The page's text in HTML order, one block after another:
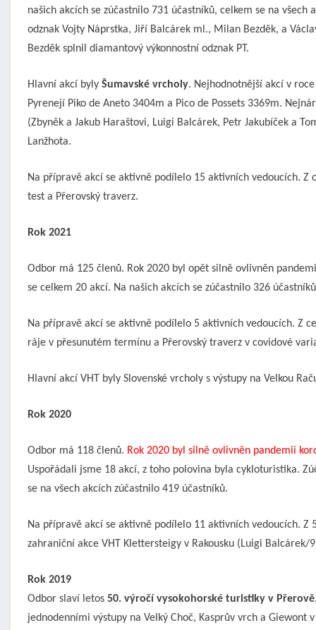
našich akcích se zúčastnilo 731 účastníků, celkem se na
odznak Vojty Náprstka, Jiří Balcárek ml., Milan Bezděk, a
Bezděk splnil diamantový výkonnostní odznak PT.
Hlavní akcí byly Šumavské vrcholy. Nejhodnotnější akcí v
Pyrenejí Piko de Aneto 3404m a Pico de Possets 3369m.
(Zbyněk a Jakub Haraštovi, Luigi Balcárek, Petr Jakubíček a
Lanžhota.
Na přípravě akcí se aktivně podílelo 15 aktivních vedoucích.
test a Přerovský traverz.
Rok 2021
Odbor má 125 členů. Rok 2020 byl opět silně ovlivněn
se celkem 20 akcí. Na našich akcích se zúčastnilo 326
Na přípravě akcí se aktivně podílelo 5 aktivních vedoucích. Z
ráje v přesunutém termínu a Přerovský traverz v covidové
Hlavní akcí VHT byly Slovenské vrcholy s výstupy na Velkou
Rok 2020
Odbor má 118 členů. Rok 2020 byl silně ovlivněn pandemii
Uspořádali jsme 18 akcí, z toho polovina byla cykloturistika.
se na všech akcích zúčastnilo 419 účastníků.
Na přípravě akcí se aktivně podílelo 11 aktivních vedoucích.
zahraniční akce VHT Klettersteigy v Rakousku (Luigi Balcárek/
Rok 2019
Odbor slaví letos 50. výročí vysokohorské turistiky v Přerově
jednodenními výstupy na Velký Choč, Kasprův vrch a Giewont